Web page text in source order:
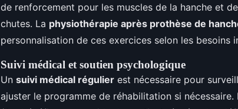
de renforcement pour les muscles de la hanche et
chutes. La physiothérapie après prothèse de
personnalisation de ces exercices selon les besoins
Suivi médical et soutien psychologique
Un suivi médical régulier est nécessaire pour
ajuster le programme de réhabilitation si nécessaire.